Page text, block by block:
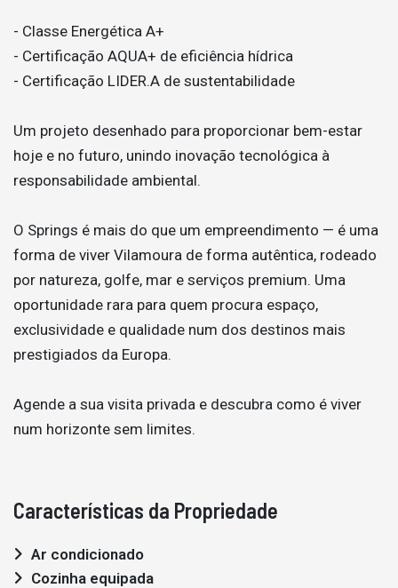
- Classe Energética A+
- Certificação AQUA+ de eficiência hídrica
- Certificação LIDER.A de sustentabilidade
Um projeto desenhado para proporcionar bem-estar
hoje e no futuro, unindo inovação tecnológica à
responsabilidade ambiental.
O Springs é mais do que um empreendimento — é uma
forma de viver Vilamoura de forma autêntica, rodeado
por natureza, golfe, mar e serviços premium. Uma
oportunidade rara para quem procura espaço,
exclusividade e qualidade num dos destinos mais
prestigiados da Europa.
Agende a sua visita privada e descubra como é viver
num horizonte sem limites.
Características da Propriedade
Ar condicionado
Cozinha equipada